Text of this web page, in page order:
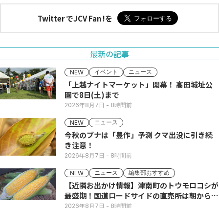
Twitter でJCV Fan !を
最新の記事
NEW イベント ニュース
「上越ナイトマーケット」開幕！ 高田城址公
園で8日(土)まで
2026年8月7日 - 8時間前
NEW ニュース
今秋のブナは「豊作」予測 クマ出没に引き続
き注意！
2026年8月7日 - 8時間前
NEW ニュース 編集部おすすめ
【近隣お出かけ情報】津南町のトウモロコシが
最盛期！国道ロードサイドの直売所は朝から長
い列
2026年8月7日 - 8時間前